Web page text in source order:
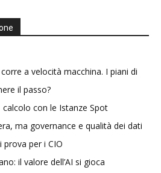
a velocità macchina. I piani di
il passo?
con le Istanze Spot
ma governance e qualità dei dati
per i CIO
il valore dell’AI si gioca